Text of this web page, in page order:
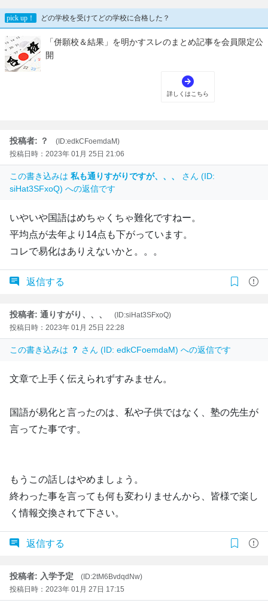
投稿者: ？
(ID:edkCFoemdaM)
投稿日時：2023年 01月 25日 21:06
この書き込みは 私も通りすがりですが、、、
さん (ID:
siHat3SFxoQ) への返信です
いやいや国語はめちゃくちゃ難化ですねー。
平均点が去年より14点も下がっています。
コレで易化はありえないかと。。。
返信する
投稿者: 通りすがり、、、
(ID:siHat3SFxoQ)
投稿日時：2023年 01月 25日 22:28
この書き込みは ？ さん (ID: edkCFoemdaM) への返信です
文章で上手く伝えられずすみません。
国語が易化と言ったのは、私や子供ではなく、塾の先生が
言ってた事です。
もうこの話しはやめましょう。
終わった事を言っても何も変わりませんから、皆様で楽し
く情報交換されて下さい。
返信する
投稿者: 入学予定
(ID:2tM6BvdqdNw)
投稿日時：2023年 01月 27日 17:15